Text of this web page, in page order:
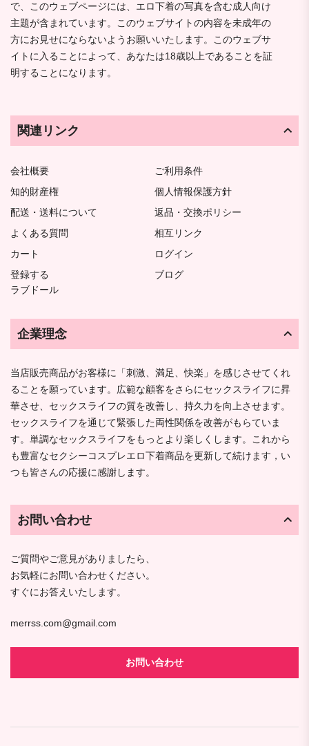
で、このウェブページには、エロ下着の写真を含む成人向け
主題が含まれています。このウェブサイトの内容を未成年の
方にお見せにならないようお願いいたします。このウェブサ
イトに入ることによって、あなたは18歳以上であることを証
明することになります。
関連リンク
会社概要
ご利用条件
知的財産権
個人情報保護方針
配送・送料について
返品・交換ポリシー
よくある質問
相互リンク
カート
ログイン
登録する
ブログ
ラブドール
企業理念
当店販売商品がお客様に「刺激、満足、快楽」を感じさせてくれ
ることを願っています。広範な顧客をさらにセックスライフに昇
華させ、セックスライフの質を改善し、持久力を向上させます。
セックスライフを通じて緊張した両性関係を改善がもらていま
す。単調なセックスライフをもっとより楽しくします。これから
も豊富なセクシーコスプレエロ下着商品を更新して続けます，い
つも皆さんの応援に感謝します。
お問い合わせ
ご質問やご意見がありましたら、
お気軽にお問い合わせください。
すぐにお答えいたします。
merrss.com@gmail.com
お問い合わせ